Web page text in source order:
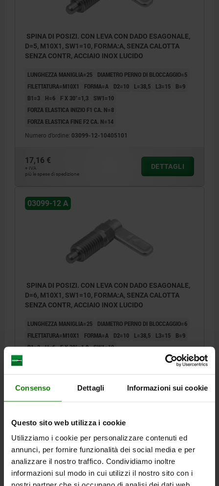
Consenso Dettagli Informazioni sui cookie
Questo sito web utilizza i cookie
Utilizziamo i cookie per personalizzare contenuti ed
annunci, per fornire funzionalità dei social media e per
analizzare il nostro traffico. Condividiamo inoltre
informazioni sul modo in cui utilizzi il nostro sito con i
SPINA DI POSIZI. CON LEVA CON DADO ESAGONALE,
D=5, M10X1, SW1=10, FORMA:A, SENZA CALOTTA
SENZA CONTR, ACCIAIO INOX LUCIDO
LUNGHEZZA MANIGLIA=25
DIAMETRO PERNO DI BLOCCAGGIO=5
FILETTATURA=M10X1
FORMA=A D2=10 L=38,5 L3=15
B=9
B1=3
H=6 F X 30°=1,3
SW1=10
FORZA ELASTICA INIZIO F1 CA. N=8
FORZA ELASTICA FINE F2 CA. N=14
Numero d’ordine: 03099-12-10405101
17,16 €
+ IVA
più le spese di spedizione
DETTAGLI
03099-12 A
SPINA DI POSIZI. CON LEVA CON DADO ESAGONALE,
D=6, M10X1, SW1=10, FORMA:A, SENZA CALOTTA
SENZA CONTR, ACCIAIO INOX LUCIDO
LUNGHEZZA MANIGLIA=25
DIAMETRO PERNO DI BLOCCAGGIO=6
FILETTATURA=M10X1
FORMA=A D2=10 L=38,5 L3=15
B=9
B1=3 H=6 F X 30°=1,8 SW1=10
03099-12-10406101
più le spese di spedizione
03099-12 A